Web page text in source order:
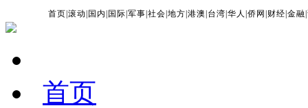
首页 |滚动 国内 国际 |军事 |社会 |地方 |港澳 台湾 |华人 |侨网 财经 |金融 |
首页